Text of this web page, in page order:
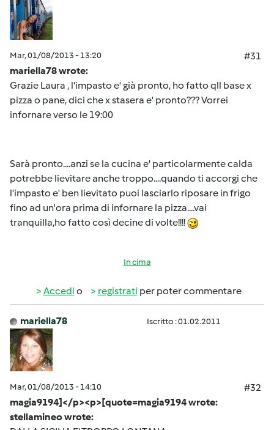
Mar, 01/08/2013 - 13:20
#31
mariella78 wrote:
Grazie Laura , l'impasto e' già pronto, ho fatto qll base x
pizza o pane, dici che x stasera e' pronto??? Vorrei
infornare verso le 19:00
Sarà pronto....anzi se la cucina e' particolarmente calda
potrebbe lievitare anche troppo....quando ti accorgi che
l'impasto e' ben lievitato puoi lasciarlo riposare in frigo
fino ad un'ora prima di infornare la pizza....vai
tranquilla,ho fatto così decine di volte!!!!
In cima
Accedi o registrati per poter commentare
mariella78 Iscritto : 01.02.2011
Mar, 01/08/2013 - 14:10
#32
magia9194]</p><p>[quote=magia9194 wrote:
stellamineo wrote: